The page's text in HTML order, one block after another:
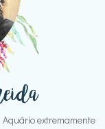
extremamente